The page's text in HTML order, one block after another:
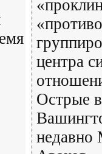
центра
Острые